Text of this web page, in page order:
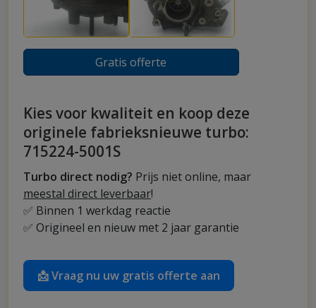
Gratis offerte
Kies voor kwaliteit en koop deze
originele fabrieksnieuwe turbo:
715224-5001S
Turbo direct nodig? Prijs niet online, maar
meestal direct leverbaar!
✅ Binnen 1 werkdag reactie
✅ Origineel en nieuw met 2 jaar garantie
📩 Vraag nu uw gratis offerte aan